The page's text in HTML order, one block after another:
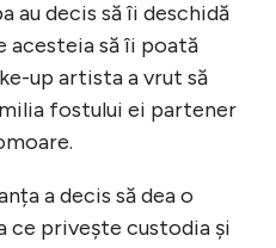
au decis să îi deschidă
să îi poată
up artista a vrut să
fostului ei partener
a decis să dea o
ce privește custodia și